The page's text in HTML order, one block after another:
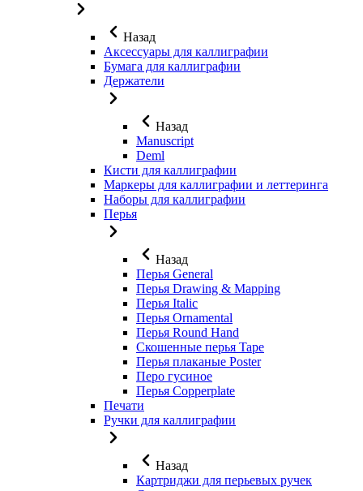
Назад
Аксессуары для каллиграфии
Бумага для каллиграфии
Держатели
Назад
Manuscript
Deml
Кисти для каллиграфии
Маркеры для каллиграфии и леттеринга
Наборы для каллиграфии
Перья
Назад
Перья General
Перья Drawing & Mapping
Перья Italic
Перья Ornamental
Перья Round Hand
Скошенные перья Tape
Перья плаканые Poster
Перо гусиное
Перья Copperplate
Печати
Ручки для каллиграфии
Назад
Картриджи для перьевых ручек